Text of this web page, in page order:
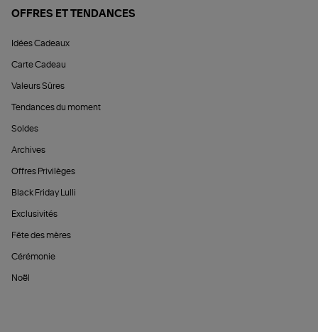
OFFRES ET TENDANCES
Idées Cadeaux
Carte Cadeau
Valeurs Sûres
Tendances du moment
Soldes
Archives
Offres Privilèges
Black Friday Lulli
Exclusivités
Fête des mères
Cérémonie
Noël